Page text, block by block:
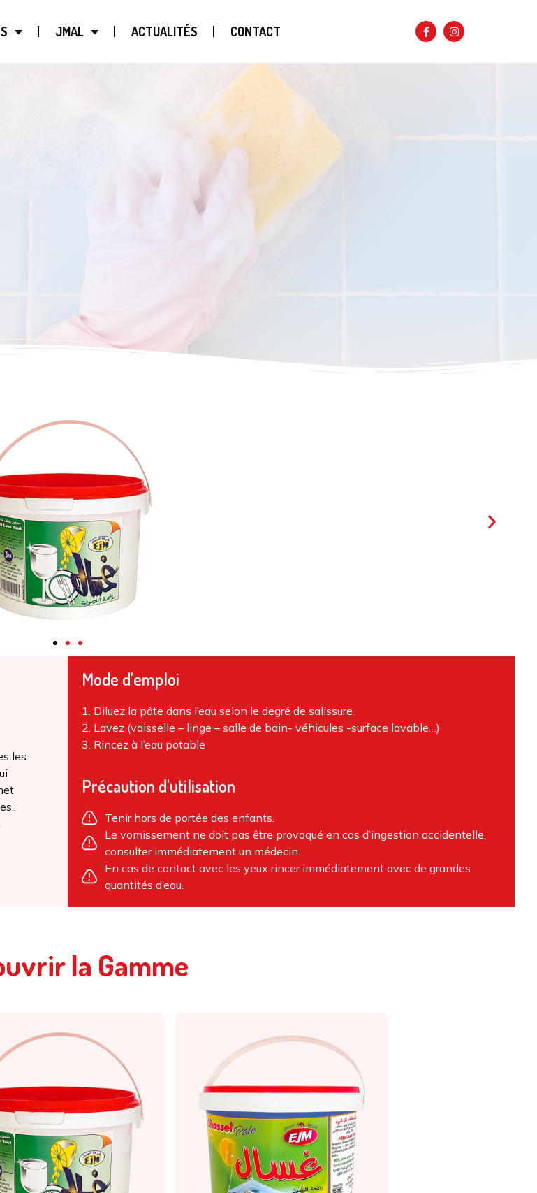
JMAL ACTUALITÉS CONTACT
les
Mode d'emploi
1. Diluez la pâte dans l’eau selon le degré de salissure.
2. Lavez (vaisselle – linge – salle de bain- véhicules -surface lavable…)
3. Rincez à l’eau potable
Précaution d'utilisation
Tenir hors de portée des enfants.
Le vomissement ne doit pas être provoqué en cas d’ingestion accidentelle,
consulter immédiatement un médecin.
En cas de contact avec les yeux rincer immédiatement avec de grandes
quantités d’eau.
la Gamme